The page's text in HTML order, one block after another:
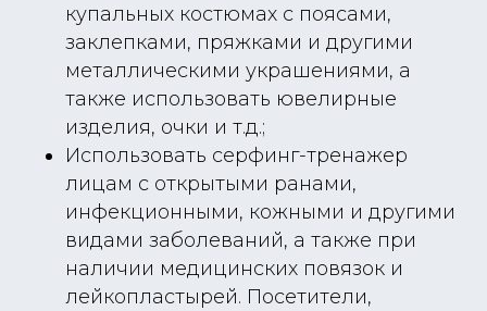
купальных костюмах с поясами,
заклепками, пряжками и другими
металлическими украшениями, а
также использовать ювелирные
изделия, очки и т.д.;
Использовать серфинг-тренажер
лицам с открытыми ранами,
инфекционными, кожными и другими
видами заболеваний, а также при
наличии медицинских повязок и
лейкопластырей. Посетители,